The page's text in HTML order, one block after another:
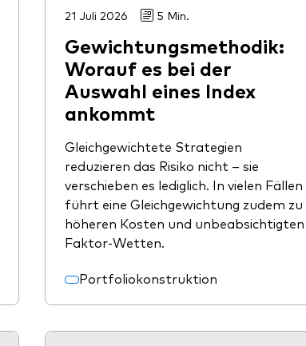
21 Juli 2026 5 Min.
Gewichtungsmethodik:
Worauf es bei der
Auswahl eines Index
ankommt
Gleichgewichtete Strategien
reduzieren das Risiko nicht – sie
verschieben es lediglich. In vielen Fällen
führt eine Gleichgewichtung zudem zu
höheren Kosten und unbeabsichtigten
Faktor-Wetten.
Portfoliokonstruktion